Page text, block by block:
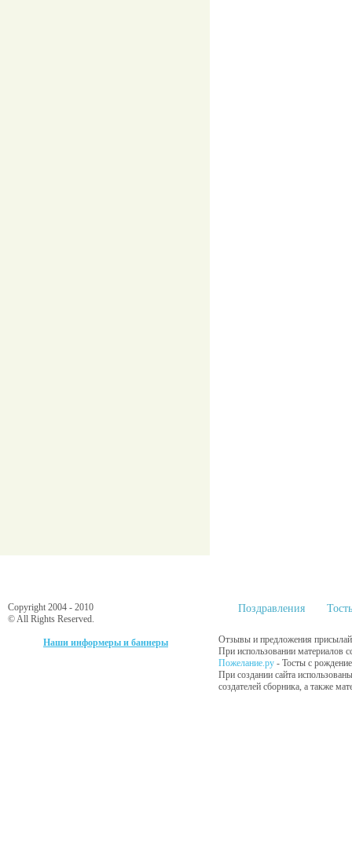
Copyright 2004 - 2010
© All Rights Reserved.
Наши информеры и баннеры
Поздравления
Отзывы и предложения
При использовании материалов
Пожелание.ру - Тосты с
При создании сайта
создателей сборника, а также